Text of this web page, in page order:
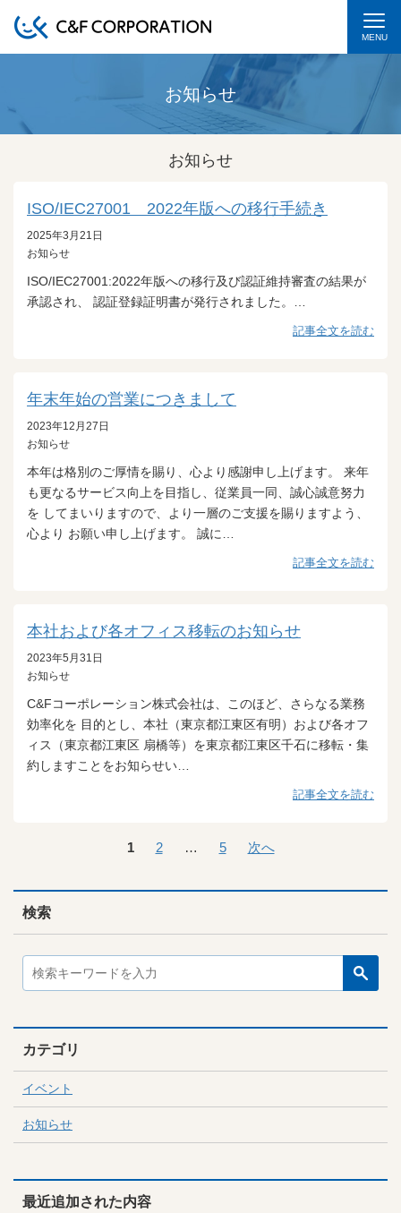
MENU
お知らせ
お知らせ
ISO/IEC27001 2022年版への移行手続き
2025年3月21日
お知らせ
ISO/IEC27001:2022年版への移行及び認証維持審査の結果が
承認され、 認証登録証明書が発行されました。…
記事全文を読む
年末年始の営業につきまして
2023年12月27日
お知らせ
本年は格別のご厚情を賜り、心より感謝申し上げます。 来年
も更なるサービス向上を目指し、従業員一同、誠心誠意努力
を してまいりますので、より一層のご支援を賜りますよう、
心より お願い申し上げます。 誠に…
記事全文を読む
本社および各オフィス移転のお知らせ
2023年5月31日
お知らせ
C&Fコーポレーション株式会社は、このほど、さらなる業務
効率化を 目的とし、本社（東京都江東区有明）および各オフ
ィス（東京都江東区 扇橋等）を東京都江東区千石に移転・集
約しますことをお知らせい…
記事全文を読む
1 2 … 5 次へ
検索
カテゴリ
イベント
お知らせ
最近追加された内容